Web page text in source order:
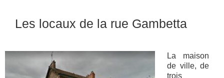
Les locaux de la rue Gambetta
La maison
de ville, de
trois